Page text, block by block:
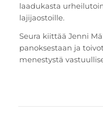
laadukasta
lajijaostoille.
Seura kiittää Jenni
panoksestaan ja
menestystä